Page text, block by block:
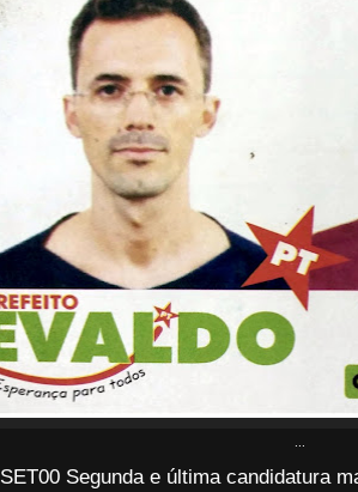
SET00 Segunda e última candidatura